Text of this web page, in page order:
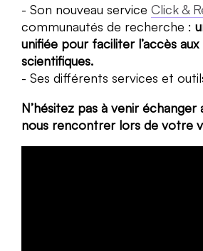
Son nouveau service Click &
communautés de recherche :
unifiée pour faciliter l’accès
scientifiques.
Ses différents services et
N’hésitez pas à venir échanger
nous rencontrer lors de votre